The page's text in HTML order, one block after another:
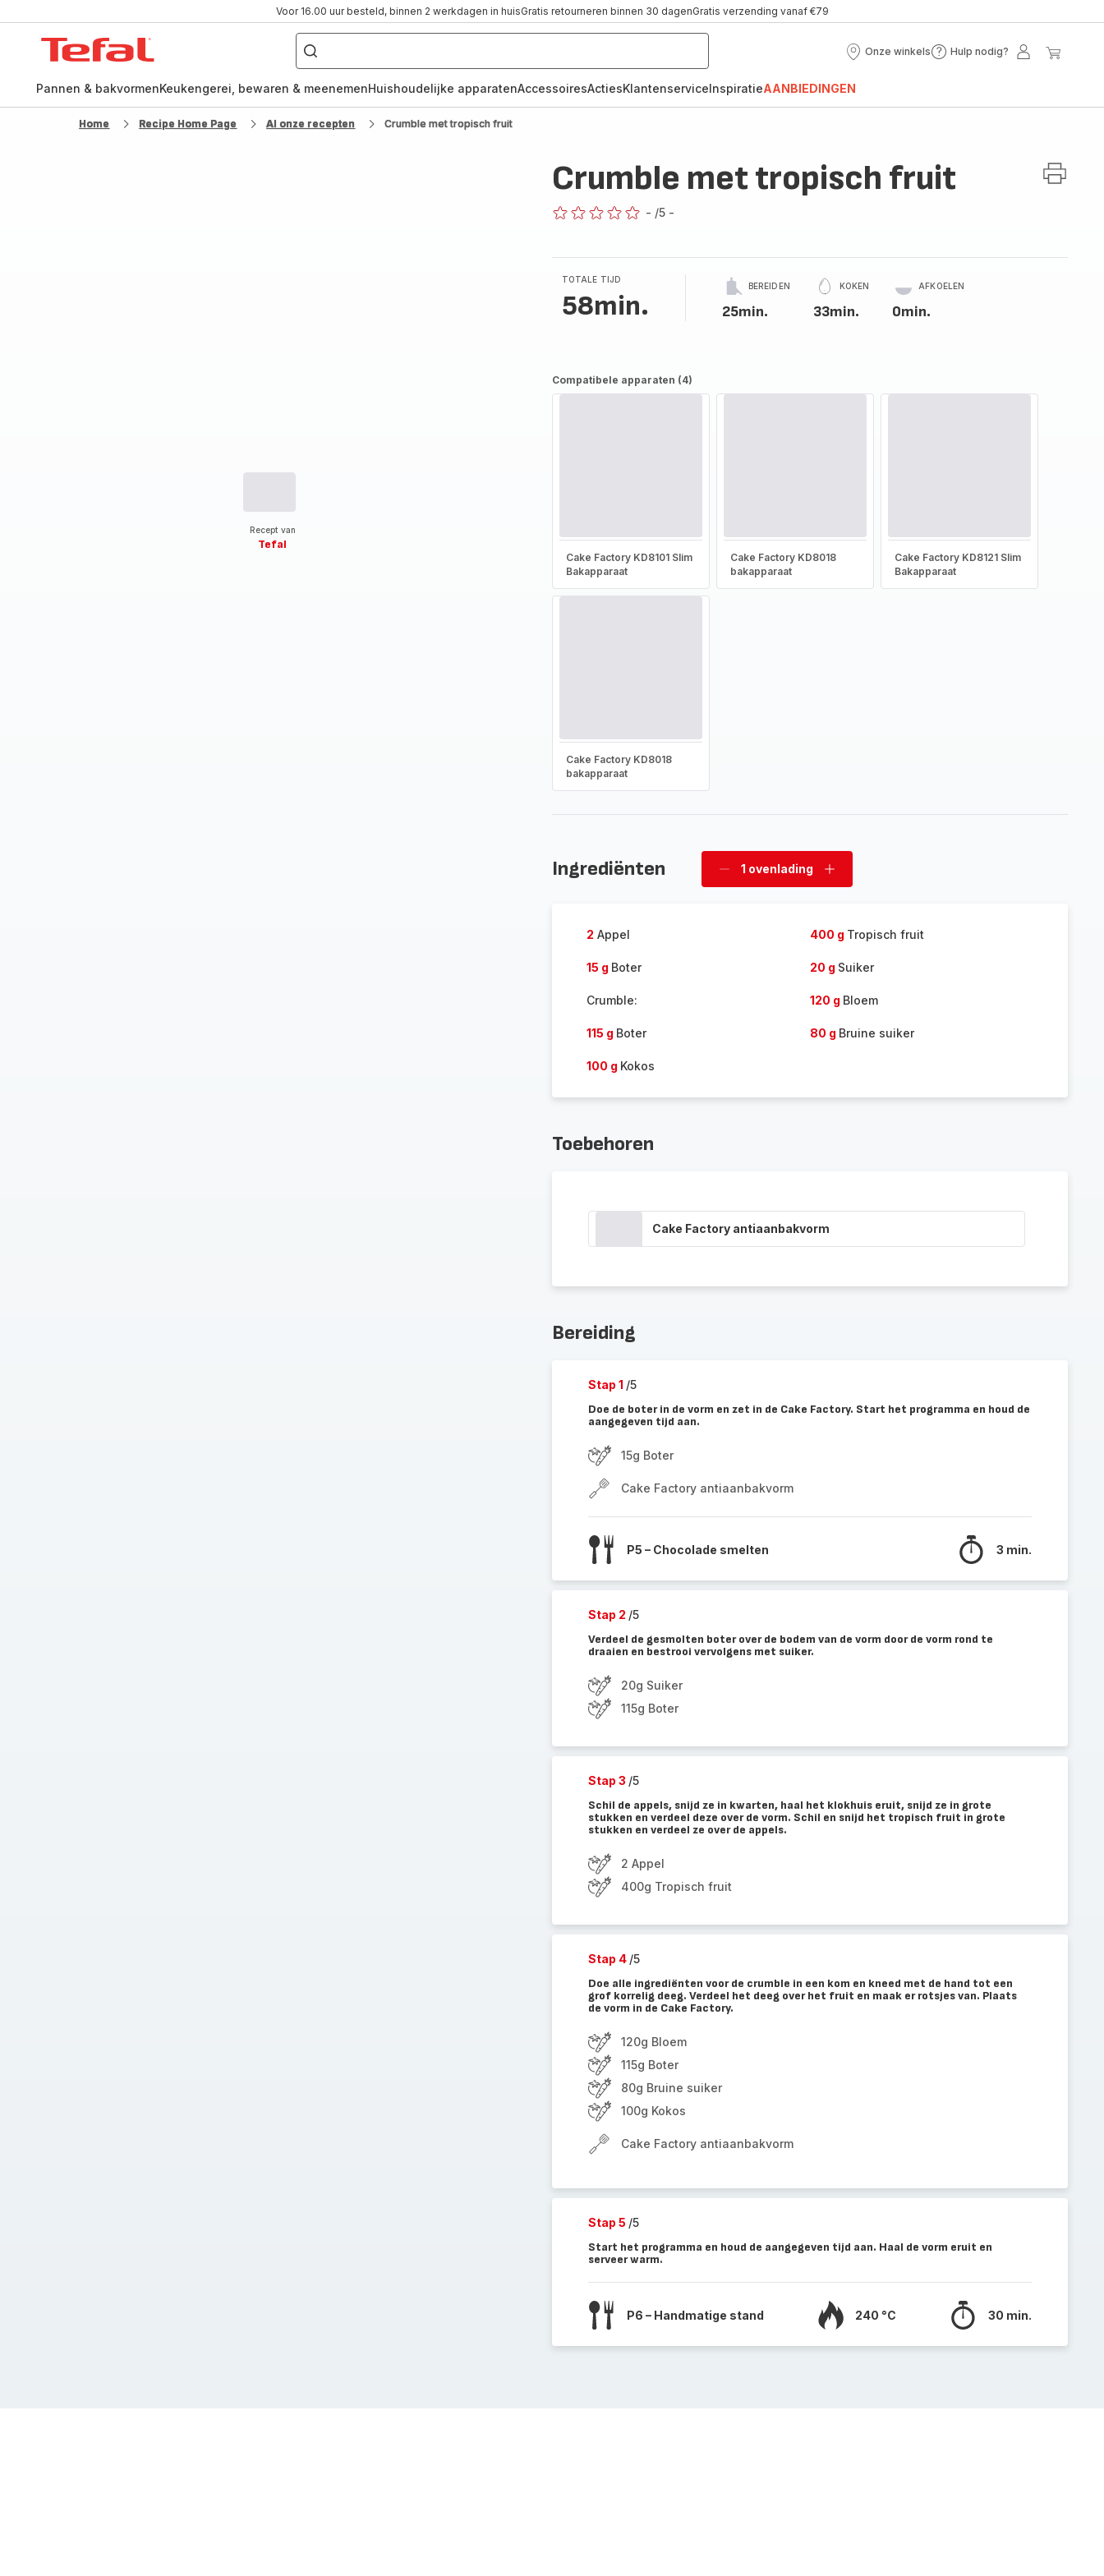
Voor 16.00 uur besteld, binnen 2 werkdagen in huisGratis retourneren binnen 30 dagenGratis verzending vanaf €79
Waar
ben
naar
Onze winkels
Onze
Hulp nodig?
Hulp
Mijn
Pannen & bakvormenKeukengerei, bewaren & meenemenHuishoudelijke apparatenAccessoiresActiesKlantenserviceInspiratieAANBIEDINGEN
Home Recipe Home Page Al onze recepten Crumble met tropisch fruit
Recept van
Tefal
Crumble met tropisch fruit
- /5 -
TOTALE TIJD
58min.
BEREIDEN
25min.
KOKEN
33min.
AFKOELEN
0min.
Compatibele apparaten (4)
Cake Factory KD8101 Slim
Bakapparaat
Cake Factory KD8018
bakapparaat
Cake Factory KD8121 Slim
Bakapparaat
Cake Factory KD8018
bakapparaat
Ingrediënten
Verwijder
1 ovenlading
Voeg
2 Appel 400 g Tropisch fruit
15 g Boter 20 g Suiker
Crumble: 120 g Bloem
115 g Boter 80 g Bruine suiker
100 g Kokos
Toebehoren
Cake Factory antiaanbakvorm
Bereiding
Stap 1 /5
Doe de boter in de vorm en zet in de Cake Factory. Start het programma en houd de
aangegeven tijd aan.
15g Boter
Cake Factory antiaanbakvorm
P5 – Chocolade smelten 3 min.
Stap 2 /5
Verdeel de gesmolten boter over de bodem van de vorm door de vorm rond te
draaien en bestrooi vervolgens met suiker.
20g Suiker
115g Boter
Stap 3 /5
Schil de appels, snijd ze in kwarten, haal het klokhuis eruit, snijd ze in grote
stukken en verdeel deze over de vorm. Schil en snijd het tropisch fruit in grote
stukken en verdeel ze over de appels.
2 Appel
400g Tropisch fruit
Stap 4 /5
Doe alle ingrediënten voor de crumble in een kom en kneed met de hand tot een
grof korrelig deeg. Verdeel het deeg over het fruit en maak er rotsjes van. Plaats
de vorm in de Cake Factory.
120g Bloem
115g Boter
80g Bruine suiker
100g Kokos
Cake Factory antiaanbakvorm
Stap 5 /5
Start het programma en houd de aangegeven tijd aan. Haal de vorm eruit en
serveer warm.
P6 – Handmatige stand 240 °C 30 min.